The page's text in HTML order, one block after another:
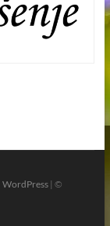
WordPress| ©